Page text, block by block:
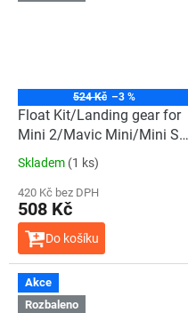
524 Kč –3 %
Float Kit/Landing gear for
Mini 2/Mavic Mini/Mini SE
(Rozbaleno - Nový)
Skladem (1 ks)
420 Kč bez DPH
508 Kč
Do košíku
Akce
Rozbaleno